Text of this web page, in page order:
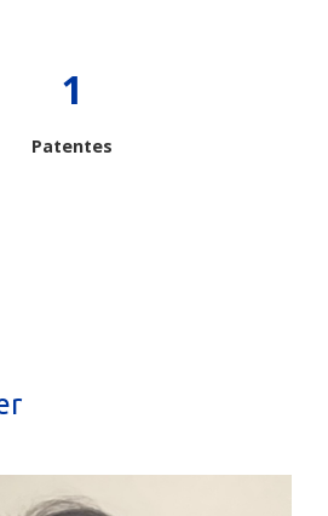
1
Patentes